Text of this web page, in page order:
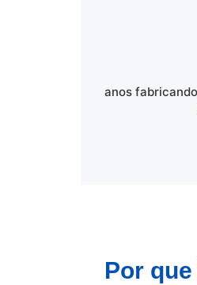
anos
Por